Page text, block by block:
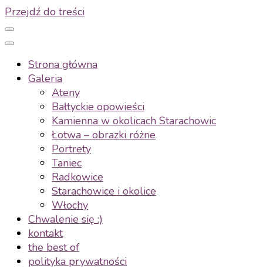
Przejdź do treści
Strona główna
Galeria
Ateny
Bałtyckie opowieści
Kamienna w okolicach Starachowic
Łotwa – obrazki różne
Portrety
Taniec
Radkowice
Starachowice i okolice
Włochy
Chwalenie się :)
kontakt
the best of
polityka prywatności